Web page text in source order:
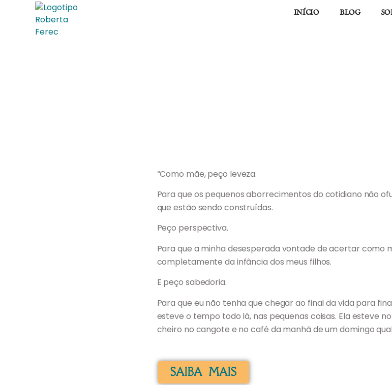
INÍCIO BLOG
“Como mãe, peço leveza.
Para que os pequenos aborrecimentos do cotidiano não
que estão sendo construídas.
Peço perspectiva.
Para que a minha desesperada vontade de acertar como
completamente da infância dos meus filhos.
E peço sabedoria.
Para que eu não tenha que chegar ao final da vida para
esteve o tempo todo lá, nas pequenas coisas. Ela esteve
cheiro no cangote e no café da manhã de um domingo
SAIBA MAIS